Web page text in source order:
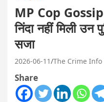
MP Cop
निंदा नहीं मिली उन
सजा
2026-06-11 The Crime Info
Share